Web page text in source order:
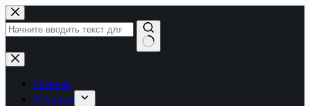
Перейти
к
сути
Ничего
не
найденоГлавная
Рубрики